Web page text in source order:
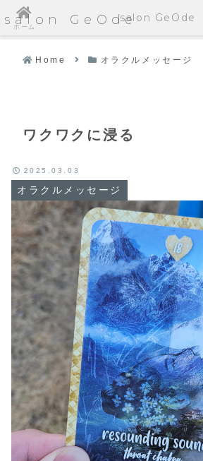
salon GeOde
Home オラクルメッセージ
ワクワクに浸る
オラクルメッセージ
2025.03.03
ホーム
salon GeOde